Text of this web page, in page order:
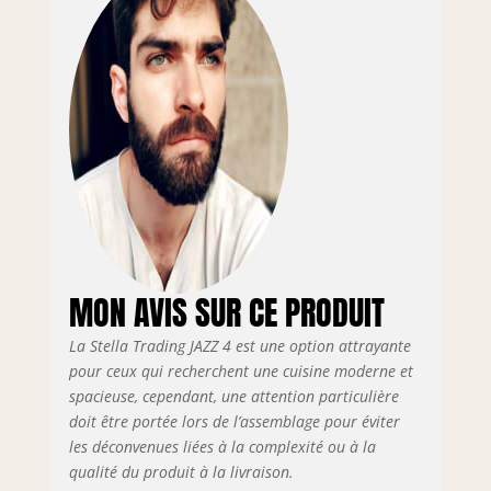
l'ensemble.
Beaucoup d'espace
- La cuisine offre un
espace généreux
pour vos ustensiles
de cuisine. Le bloc
séparé comprend
des possibilités de
rangement et de
l'espace prévu pour
votre réfrigérateur
: l'armoire de
conversion pour le
four à hauteur de
poitrine est le point
fort et permet un
plaisir de cuisson
agréable sans avoir
à se pencher. Le
nettoyage de
MON AVIS SUR CE PRODUIT
La Stella Trading JAZZ 4 est une option attrayante
pour ceux qui recherchent une cuisine moderne et
spacieuse, cependant, une attention particulière
doit être portée lors de l’assemblage pour éviter
les déconvenues liées à la complexité ou à la
qualité du produit à la livraison.